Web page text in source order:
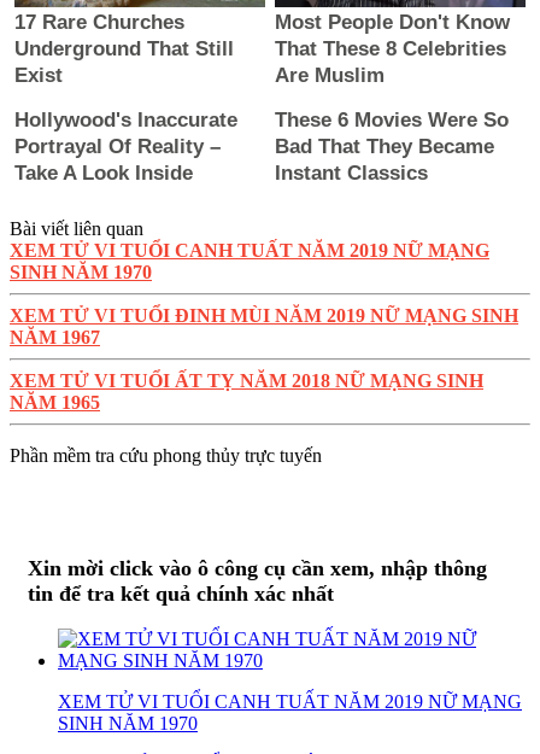
Bài viết liên quan
XEM TỬ VI TUỔI CANH TUẤT NĂM 2019 NỮ MẠNG
SINH NĂM 1970
XEM TỬ VI TUỔI ĐINH MÙI NĂM 2019 NỮ MẠNG SINH
NĂM 1967
XEM TỬ VI TUỔI ẤT TỴ NĂM 2018 NỮ MẠNG SINH
NĂM 1965
Phần mềm tra cứu phong thủy trực tuyến
Xin mời click vào ô công cụ cần xem, nhập thông
tin để tra kết quả chính xác nhất
XEM TỬ VI TUỔI CANH TUẤT NĂM 2019 NỮ MẠNG
SINH NĂM 1970